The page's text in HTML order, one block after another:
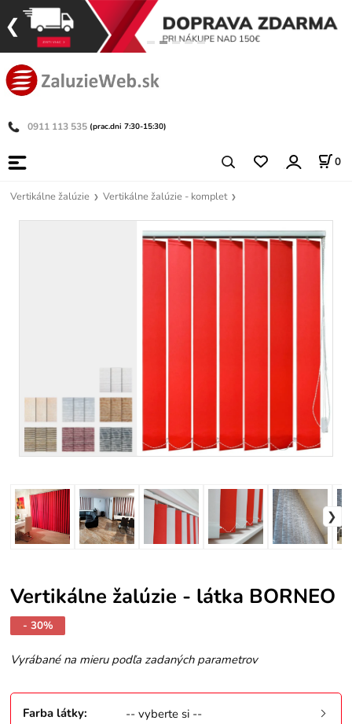
0911 113 535 (prac.dni 7:30-15:30)
0
Vertikálne žalúzie Vertikálne žalúzie - komplet
Vertikálne žalúzie - látka BORNEO
- 30%
Vyrábané na mieru podľa zadaných parametrov
Farba látky: -- vyberte si --